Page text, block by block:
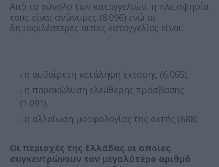
Από το σύνολο των καταγγελιών, η πλειοψηφία
τους είναι ανώνυμες (8.096) ενώ οι
δημοφιλέστερες αιτίες καταγγελίας είναι:
η αυθαίρετη κατάληψη έκτασης (6.065),
η παρακώλυση ελεύθερης πρόσβασης
(1.091),
η αλλοίωση μορφολογίας της ακτής (688).
Οι περιοχές της Ελλάδας οι οποίες
συγκεντρώνουν τον μεγαλύτερο αριθμό